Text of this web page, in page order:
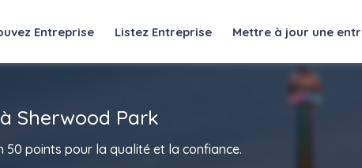
Entreprise Listez Entreprise Mettre à jour une
Sherwood Park
50 points pour la qualité et la confiance.